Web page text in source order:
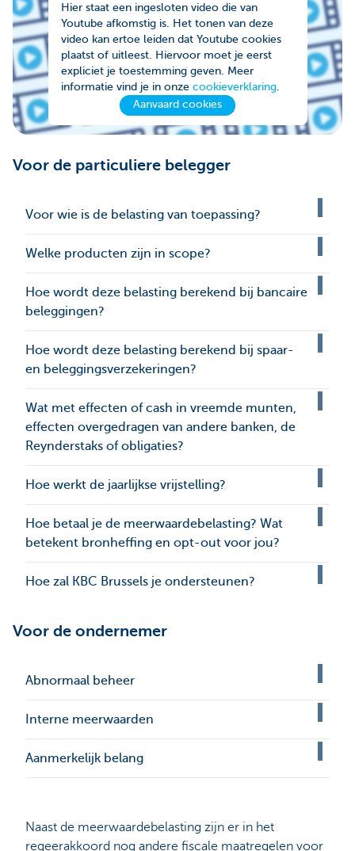
Hier staat een ingesloten video die van
Youtube afkomstig is. Het tonen van deze
video kan ertoe leiden dat Youtube cookies
plaatst of uitleest. Hiervoor moet je eerst
expliciet je toestemming geven. Meer
informatie vind je in onze cookieverklaring.
Aanvaard cookies
Voor de particuliere belegger
Voor wie is de belasting van toepassing?
Welke producten zijn in scope?
Hoe wordt deze belasting berekend bij bancaire
beleggingen?
Hoe wordt deze belasting berekend bij spaar-
en beleggingsverzekeringen?
Wat met effecten of cash in vreemde munten,
effecten overgedragen van andere banken, de
Reynderstaks of obligaties?
Hoe werkt de jaarlijkse vrijstelling?
Hoe betaal je de meerwaardebelasting? Wat
betekent bronheffing en opt-out voor jou?
Hoe zal KBC Brussels je ondersteunen?
Voor de ondernemer
Abnormaal beheer
Interne meerwaarden
Aanmerkelijk belang
Naast de meerwaardebelasting zijn er in het
regeerakkoord nog andere fiscale maatregelen voor